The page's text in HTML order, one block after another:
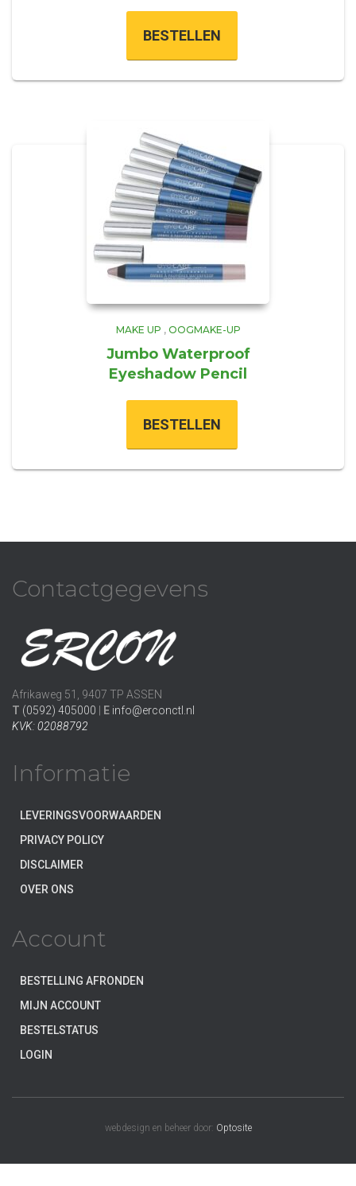
BESTELLEN
MAKE UP , OOGMAKE-UP
Jumbo Waterproof
Eyeshadow Pencil
BESTELLEN
Contactgegevens
Afrikaweg 51, 9407 TP ASSEN
T (0592) 405000 E info@erconctl.nl
KVK: 02088792
Informatie
LEVERINGSVOORWAARDEN
PRIVACY POLICY
DISCLAIMER
OVER ONS
Account
BESTELLING AFRONDEN
MIJN ACCOUNT
BESTELSTATUS
LOGIN
webdesign en beheer door: Optosite